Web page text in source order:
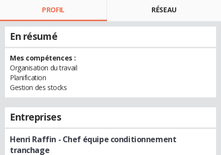
PROFIL RÉSEAU
En résumé
Mes compétences :
Organisation du travail
Planification
Gestion des stocks
Entreprises
Henri Raffin - Chef équipe conditionnement
tranchage